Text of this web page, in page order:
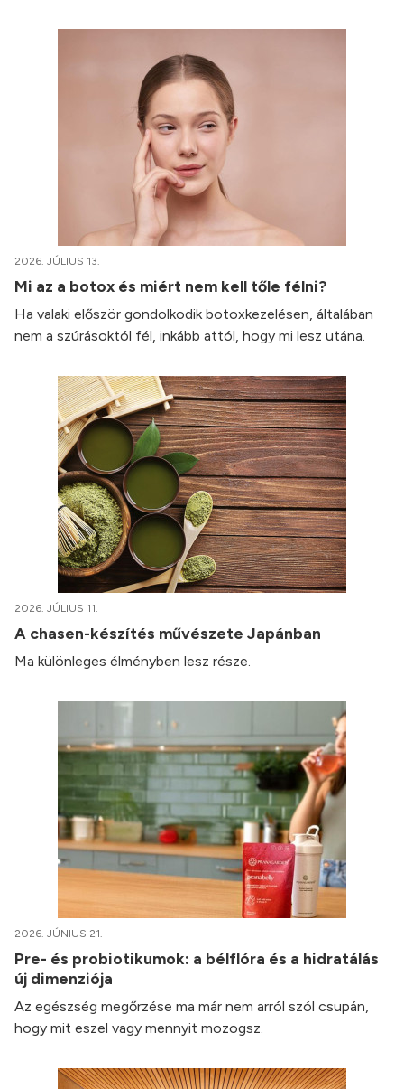
2026. JÚLIUS 13.
Mi az a botox és miért nem kell tőle félni?
Ha valaki először gondolkodik botoxkezelésen, általában
nem a szúrásoktól fél, inkább attól, hogy mi lesz utána.
2026. JÚLIUS 11.
A chasen-készítés művészete Japánban
Ma különleges élményben lesz része.
2026. JÚNIUS 21.
Pre- és probiotikumok: a bélflóra és a hidratálás
új dimenziója
Az egészség megőrzése ma már nem arról szól csupán,
hogy mit eszel vagy mennyit mozogsz.